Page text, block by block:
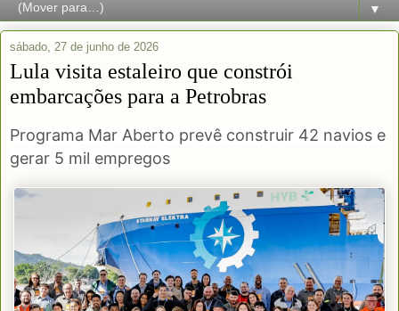
▼
sábado, 27 de junho de 2026
Lula visita estaleiro que constrói
embarcações para a Petrobras
Programa Mar Aberto prevê construir 42 navios e
gerar 5 mil empregos